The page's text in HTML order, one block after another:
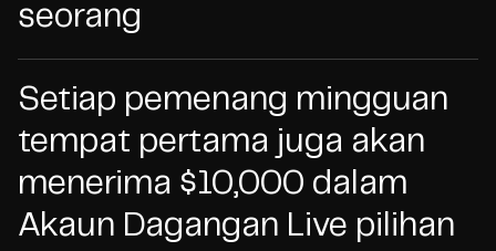
seorang
Setiap pemenang mingguan
tempat pertama juga akan
menerima $10,000 dalam
Akaun Dagangan Live pilihan